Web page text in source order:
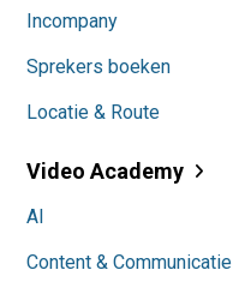
Incompany
Sprekers boeken
Locatie & Route
Video Academy
AI
Content & Communicatie